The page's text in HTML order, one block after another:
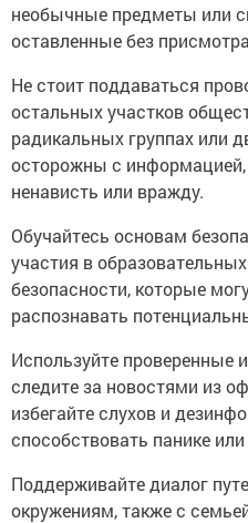
необычные предметы или
оставленные без
Не стоит поддаваться
остальных участков
радикальных группах или
осторожны с
ненависть или вражду.
Обучайтесь основам
участия в
безопасности, которые
распознавать
Используйте проверенные
следите за новостями из
избегайте слухов и
способствовать панике
Поддерживайте диалог
окружениям, также с